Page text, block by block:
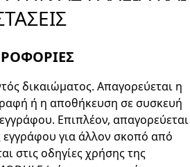
δικαιώματος. Απαγορεύεται η
ή η αποθήκευση σε συσκευή
Επιπλέον, απαγορεύεται
για άλλον σκοπό από
στις οδηγίες χρήσης της